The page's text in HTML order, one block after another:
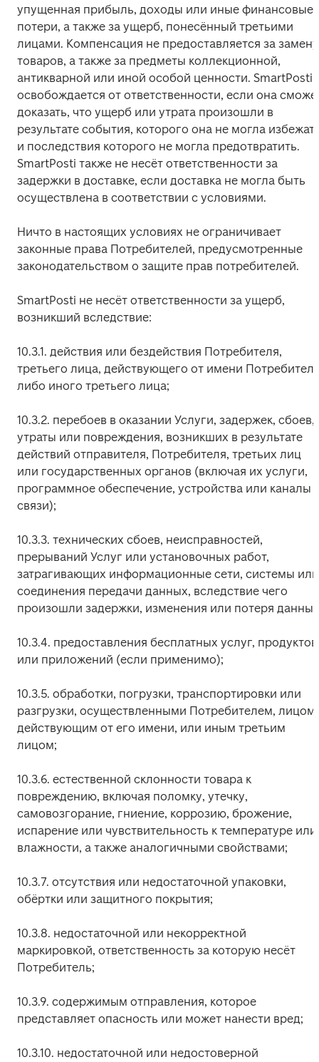
упущенная прибыль, доходы или иные финансовые
потери, а также за ущерб, понесённый третьими
лицами. Компенсация не предоставляется за замену
товаров, а также за предметы коллекционной,
антикварной или иной особой ценности. SmartPosti
освобождается от ответственности, если она
доказать, что ущерб или утрата произошли в
результате события, которого она не могла
и последствия которого не могла предотвратить.
SmartPosti также не несёт ответственности за
задержки в доставке, если доставка не могла быть
осуществлена в соответствии с условиями.
Ничто в настоящих условиях не ограничивает
законные права Потребителей, предусмотренные
законодательством о защите прав потребителей.
SmartPosti не несёт ответственности за ущерб,
возникший вследствие:
10.3.1. действия или бездействия Потребителя,
третьего лица, действующего от имени
либо иного третьего лица;
10.3.2. перебоев в оказании Услуги, задержек, сбоев,
утраты или повреждения, возникших в результате
действий отправителя, Потребителя, третьих лиц
или государственных органов (включая их услуги,
программное обеспечение, устройства или каналы
связи);
10.3.3. технических сбоев, неисправностей,
прерываний Услуг или установочных работ,
затрагивающих информационные сети, системы или
соединения передачи данных, вследствие чего
произошли задержки, изменения или потеря
10.3.4. предоставления бесплатных услуг, продуктов
или приложений (если применимо);
10.3.5. обработки, погрузки, транспортировки или
разгрузки, осуществленными Потребителем, лицом,
действующим от его имени, или иным третьим
лицом;
10.3.6. естественной склонности товара к
повреждению, включая поломку, утечку,
самовозгорание, гниение, коррозию, брожение,
испарение или чувствительность к температуре или
влажности, а также аналогичными свойствами;
10.3.7. отсутствия или недостаточной упаковки,
обёртки или защитного покрытия;
10.3.8. недостаточной или некорректной
маркировкой, ответственность за которую несёт
Потребитель;
10.3.9. содержимым отправления, которое
представляет опасность или может нанести вред;
10.3.10. недостаточной или недостоверной